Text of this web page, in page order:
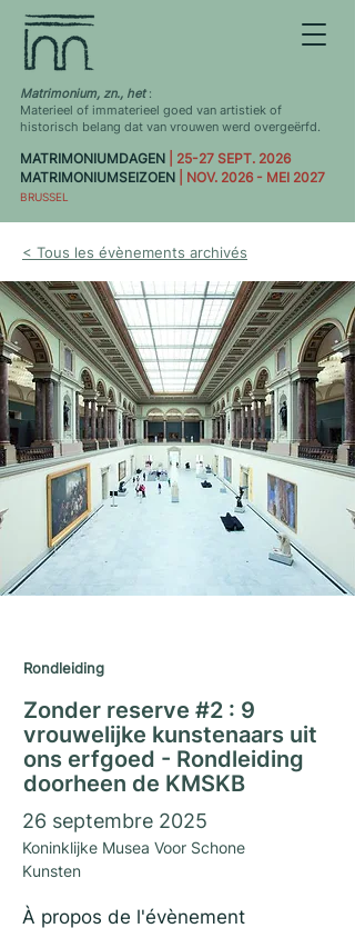
Matrimonium, zn., het :
Materieel of immaterieel goed van artistiek of
historisch belang dat van vrouwen werd overgeërfd.
MATRIMONIUMDAGEN | 25-27 SEPT. 2026
MATRIMONIUMSEIZOEN | NOV. 2026 - MEI 2027
BRUSSEL
< Tous les évènements archivés
Rondleiding
Zonder reserve #2 : 9
vrouwelijke kunstenaars uit
ons erfgoed - Rondleiding
doorheen de KMSKB
26 septembre 2025
Koninklijke Musea Voor Schone
Kunsten
À propos de l'évènement